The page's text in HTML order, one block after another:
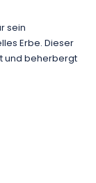
sein
Erbe. Dieser
und beherbergt
Ruhm von
Sie die
„Grands